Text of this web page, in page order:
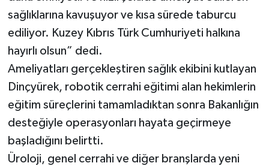
sağlıklarına kavuşuyor ve kısa sürede taburcu
ediliyor. Kuzey Kıbrıs Türk Cumhuriyeti halkına
hayırlı olsun” dedi.
Ameliyatları gerçekleştiren sağlık ekibini kutlayan
Dinçyürek, robotik cerrahi eğitimi alan hekimlerin
eğitim süreçlerini tamamladıktan sonra Bakanlığın
desteğiyle operasyonları hayata geçirmeye
başladığını belirtti.
Üroloji, genel cerrahi ve diğer branşlarda yeni